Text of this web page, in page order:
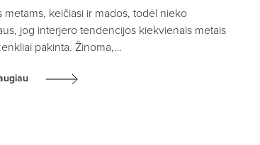
metams, keičiasi ir mados, todėl nieko
jog interjero tendencijos kiekvienais metais
pakinta. Žinoma,…